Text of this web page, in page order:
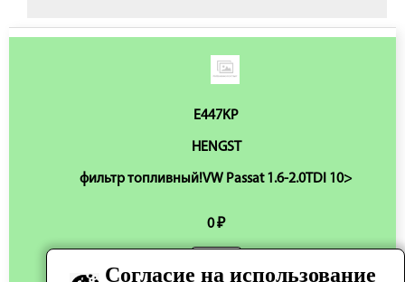
E447KP
HENGST
фильтр топливный!VW Passat 1.6-2.0TDI 10>
0 ₽
Нет в наличии
Согласие на использование